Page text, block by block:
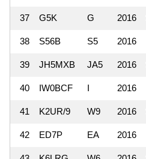
37 G5K G 2016
38 S56B S5 2016
39 JH5MXB JA5 2016
40 IW0BCF I 2016
41 K2UR/9 W9 2016
42 ED7P EA 2016